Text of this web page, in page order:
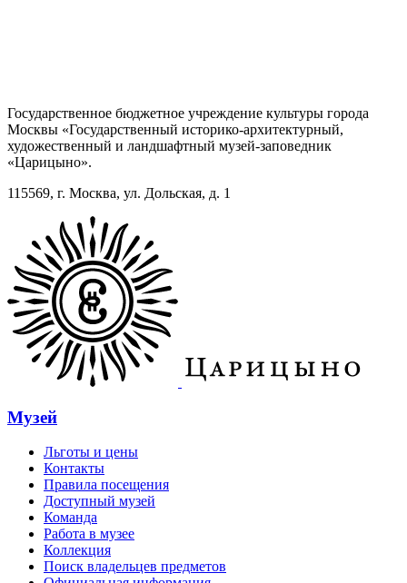
Государственное бюджетное учреждение культуры города
Москвы «Государственный историко-архитектурный,
художественный и ландшафтный музей-заповедник
«Царицыно».
115569, г. Москва, ул. Дольская, д. 1
Музей
Льготы и цены
Контакты
Правила посещения
Доступный музей
Команда
Работа в музее
Коллекция
Поиск владельцев предметов